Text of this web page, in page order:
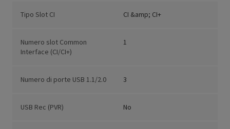
Tipo Slot CI CI &amp; CI+
Numero slot Common
Interface (CI/CI+)
1
Numero di porte USB 1.1/2.0 3
USB Rec (PVR) No